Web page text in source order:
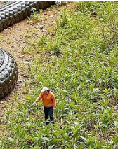
povahou.
přítele,
pak
ke koupi